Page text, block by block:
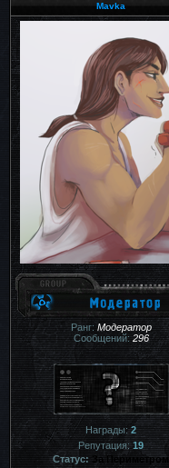
Mavka
Ранг: Модератор
Сообщений:296
Награды:2
Репутация:19
Статус: За Периметром